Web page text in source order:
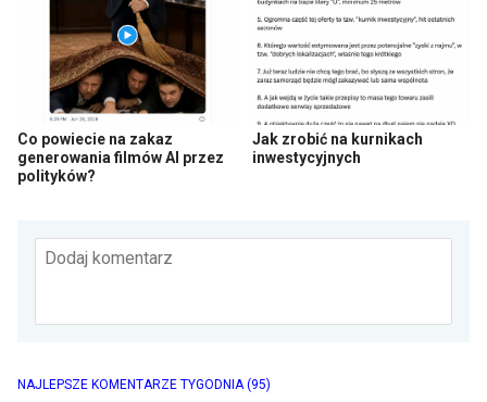
Co powiecie na zakaz
generowania filmów AI przez
polityków?
Jak zrobić na kurnikach
inwestycyjnych
Dodaj komentarz
NAJLEPSZE KOMENTARZE TYGODNIA (95)